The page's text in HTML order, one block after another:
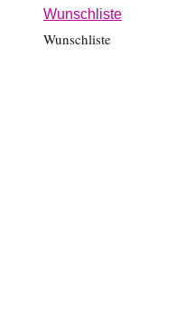
Wunschliste
Wunschliste